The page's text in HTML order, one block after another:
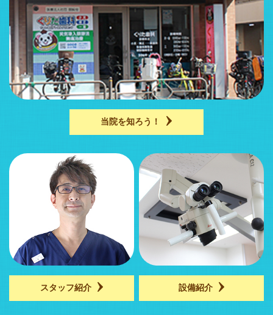
当院を知ろう！
スタッフ紹介 設備紹介